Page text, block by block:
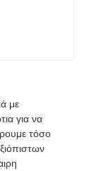
με
για να
τόσο